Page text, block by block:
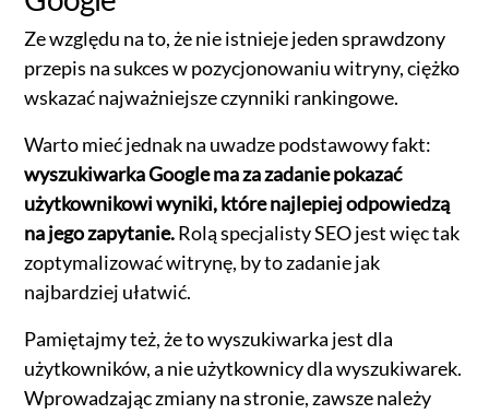
Ze względu na to, że nie istnieje jeden sprawdzony
przepis na sukces w pozycjonowaniu witryny, ciężko
wskazać najważniejsze czynniki rankingowe.
Warto mieć jednak na uwadze podstawowy fakt:
wyszukiwarka Google ma za zadanie pokazać
użytkownikowi wyniki, które najlepiej odpowiedzą
na jego zapytanie.Rolą specjalisty SEO jest więc tak
zoptymalizować witrynę, by to zadanie jak
najbardziej ułatwić.
Pamiętajmy też, że to wyszukiwarka jest dla
użytkowników, a nie użytkownicy dla wyszukiwarek.
Wprowadzając zmiany na stronie, zawsze należy